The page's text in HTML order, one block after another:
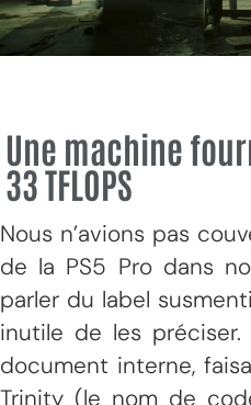
Une machine
33 TFLOPS
Nous n’avions pas
de la PS5 Pro dans
parler du label
inutile de les préciser.
document interne,
Trinity (le nom de